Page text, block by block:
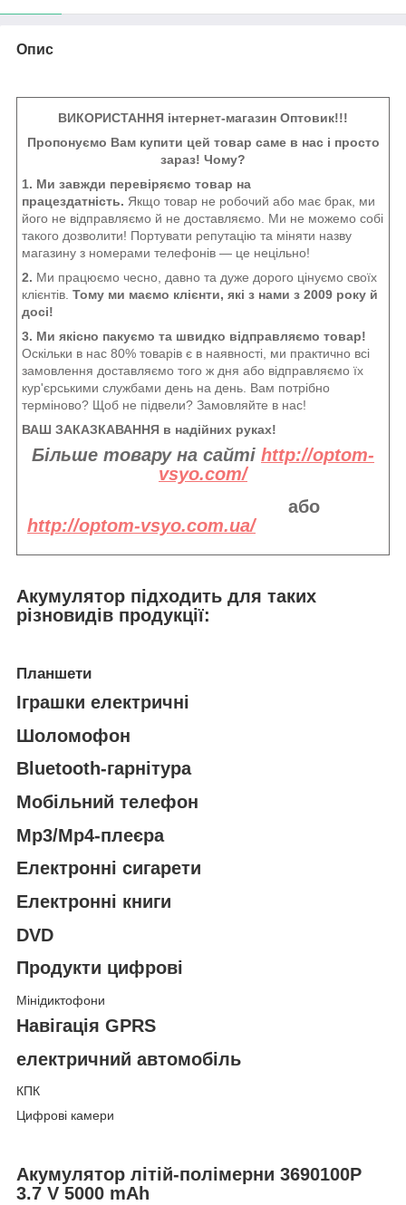
Опис
ВИКОРИСТАННЯ інтернет-магазин Оптовик!!!
Пропонуємо Вам купити цей товар саме в нас і просто
зараз! Чому?
1. Ми завжди перевіряємо товар на
працездатність. Якщо товар не робочий або має брак, ми
його не відправляємо й не доставляємо. Ми не можемо собі
такого дозволити! Портувати репутацію та міняти назву
магазину з номерами телефонів — це нецільно!
2. Ми працюємо чесно, давно та дуже дорого цінуємо своїх
клієнтів. Тому ми маємо клієнти, які з нами з 2009 року й
досі!
3. Ми якісно пакуємо та швидко відправляємо товар!
Оскільки в нас 80% товарів є в наявності, ми практично всі
замовлення доставляємо того ж дня або відправляємо їх
кур'єрськими службами день на день. Вам потрібно
терміново? Щоб не підвели? Замовляйте в нас!
ВАШ ЗАКАЗКАВАННЯ в надійних руках!
Більше товару на сайті http://optom-
vsyo.com/
або
http://optom-vsyo.com.ua/
Акумулятор підходить для таких
різновидів продукції:
Планшети
Іграшки електричні
Шоломофон
Bluetooth-гарнітура
Мобільний телефон
Mp3/Mp4-плеєра
Електронні сигарети
Електронні книги
DVD
Продукти цифрові
Мінідиктофони
Навігація GPRS
електричний автомобіль
КПК
Цифрові камери
Акумулятор літій-полімерни 3690100P
3.7 V 5000 mAh